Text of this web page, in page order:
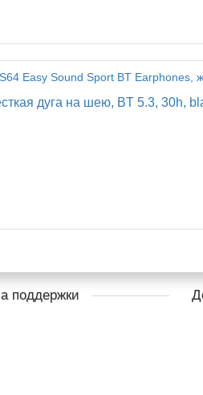
дуга на шею, BT 5.3, 30h,
поддержки